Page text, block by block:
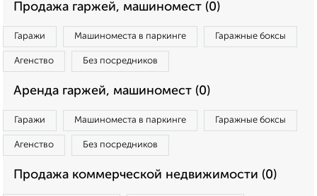
Продажа гаржей, машиномест (0)
Гаражи Машиноместа в паркинге Гаражные боксы
Агенство Без посредников
Аренда гаржей, машиномест (0)
Гаражи Машиноместа в паркинге Гаражные боксы
Агенство Без посредников
Продажа коммерческой недвижимости (0)